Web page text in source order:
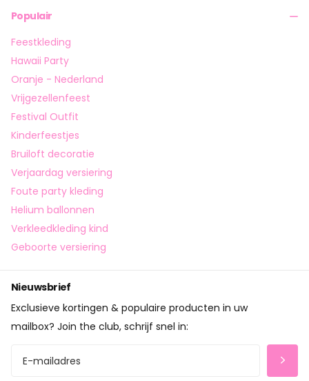
Populair
Feestkleding
Hawaii Party
Oranje - Nederland
Vrijgezellenfeest
Festival Outfit
Kinderfeestjes
Bruiloft decoratie
Verjaardag versiering
Foute party kleding
Helium ballonnen
Verkleedkleding kind
Geboorte versiering
Nieuwsbrief
Exclusieve kortingen & populaire producten in uw
mailbox? Join the club, schrijf snel in: